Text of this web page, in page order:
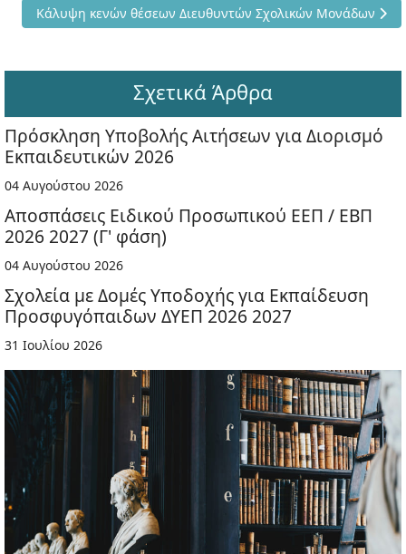
Επόμενο άρθρο: Κάλυψη κενών θέσεων Διευθυντών
Κάλυψη κενών θέσεων Διευθυντών Σχολικών Μονάδων
Σχετικά Άρθρα
Πρόσκληση Υποβολής Αιτήσεων για Διορισμό
Εκπαιδευτικών 2026
04 Αυγούστου 2026
Αποσπάσεις Ειδικού Προσωπικού ΕΕΠ / ΕΒΠ
2026 2027 (Γ' φάση)
04 Αυγούστου 2026
Σχολεία με Δομές Υποδοχής για Εκπαίδευση
Προσφυγόπαιδων ΔΥΕΠ 2026 2027
31 Ιουλίου 2026